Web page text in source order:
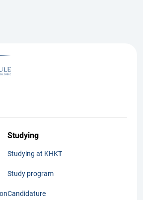
Studying
Studying at KHKT
Study program
Candidature